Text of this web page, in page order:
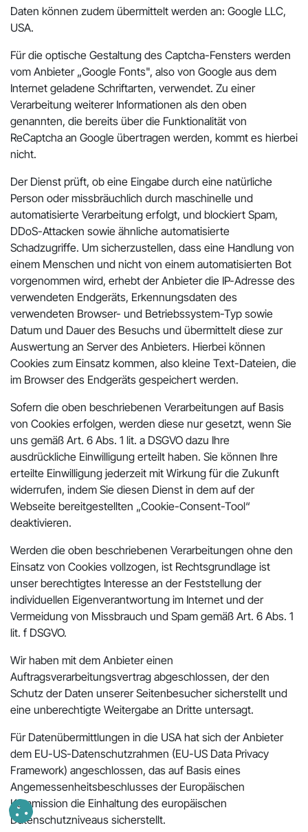
Daten können zudem übermittelt werden an: Google LLC,
USA.
Für die optische Gestaltung des Captcha-Fensters werden
vom Anbieter „Google Fonts", also von Google aus dem
Internet geladene Schriftarten, verwendet. Zu einer
Verarbeitung weiterer Informationen als den oben
genannten, die bereits über die Funktionalität von
ReCaptcha an Google übertragen werden, kommt es hierbei
nicht.
Der Dienst prüft, ob eine Eingabe durch eine natürliche
Person oder missbräuchlich durch maschinelle und
automatisierte Verarbeitung erfolgt, und blockiert Spam,
DDoS-Attacken sowie ähnliche automatisierte
Schadzugriffe. Um sicherzustellen, dass eine Handlung von
einem Menschen und nicht von einem automatisierten Bot
vorgenommen wird, erhebt der Anbieter die IP-Adresse des
verwendeten Endgeräts, Erkennungsdaten des
verwendeten Browser- und Betriebssystem-Typ sowie
Datum und Dauer des Besuchs und übermittelt diese zur
Auswertung an Server des Anbieters. Hierbei können
Cookies zum Einsatz kommen, also kleine Text-Dateien, die
im Browser des Endgeräts gespeichert werden.
Sofern die oben beschriebenen Verarbeitungen auf Basis
von Cookies erfolgen, werden diese nur gesetzt, wenn Sie
uns gemäß Art. 6 Abs. 1 lit. a DSGVO dazu Ihre
ausdrückliche Einwilligung erteilt haben. Sie können Ihre
erteilte Einwilligung jederzeit mit Wirkung für die Zukunft
widerrufen, indem Sie diesen Dienst in dem auf der
Webseite bereitgestellten „Cookie-Consent-Tool“
deaktivieren.
Werden die oben beschriebenen Verarbeitungen ohne den
Einsatz von Cookies vollzogen, ist Rechtsgrundlage ist
unser berechtigtes Interesse an der Feststellung der
individuellen Eigenverantwortung im Internet und der
Vermeidung von Missbrauch und Spam gemäß Art. 6 Abs. 1
lit. f DSGVO.
Wir haben mit dem Anbieter einen
Auftragsverarbeitungsvertrag abgeschlossen, der den
Schutz der Daten unserer Seitenbesucher sicherstellt und
eine unberechtigte Weitergabe an Dritte untersagt.
Für Datenübermittlungen in die USA hat sich der Anbieter
dem EU-US-Datenschutzrahmen (EU-US Data Privacy
Framework) angeschlossen, das auf Basis eines
Angemessenheitsbeschlusses der Europäischen
Kommission die Einhaltung des europäischen
Datenschutzniveaus sicherstellt.